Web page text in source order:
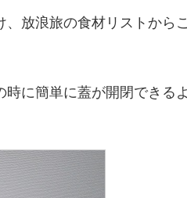
放浪旅の食材リストから
に簡単に蓋が開閉できる